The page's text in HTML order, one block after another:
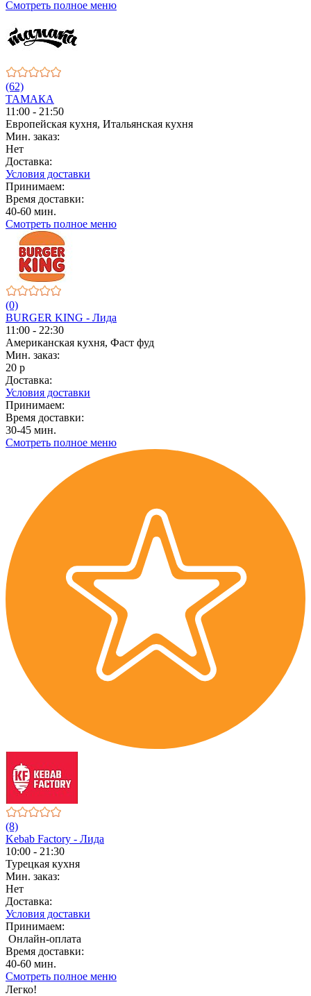
Смотреть полное меню
(62)
ТАМАКА
11:00 - 21:50
Европейская кухня, Итальянская кухня
Мин. заказ:
Нет
Доставка:
Условия доставки
Принимаем:
Время доставки:
40-60 мин.
Смотреть полное меню
(0)
BURGER KING - Лида
11:00 - 22:30
Американская кухня, Фаст фуд
Мин. заказ:
20 р
Доставка:
Условия доставки
Принимаем:
Время доставки:
30-45 мин.
Смотреть полное меню
(8)
Kebab Factory - Лида
10:00 - 21:30
Турецкая кухня
Мин. заказ:
Нет
Доставка:
Условия доставки
Принимаем:
Онлайн-оплата
Время доставки:
40-60 мин.
Смотреть полное меню
Показано с 1 по 10 из 10 (всего 1 страниц)
Легко!